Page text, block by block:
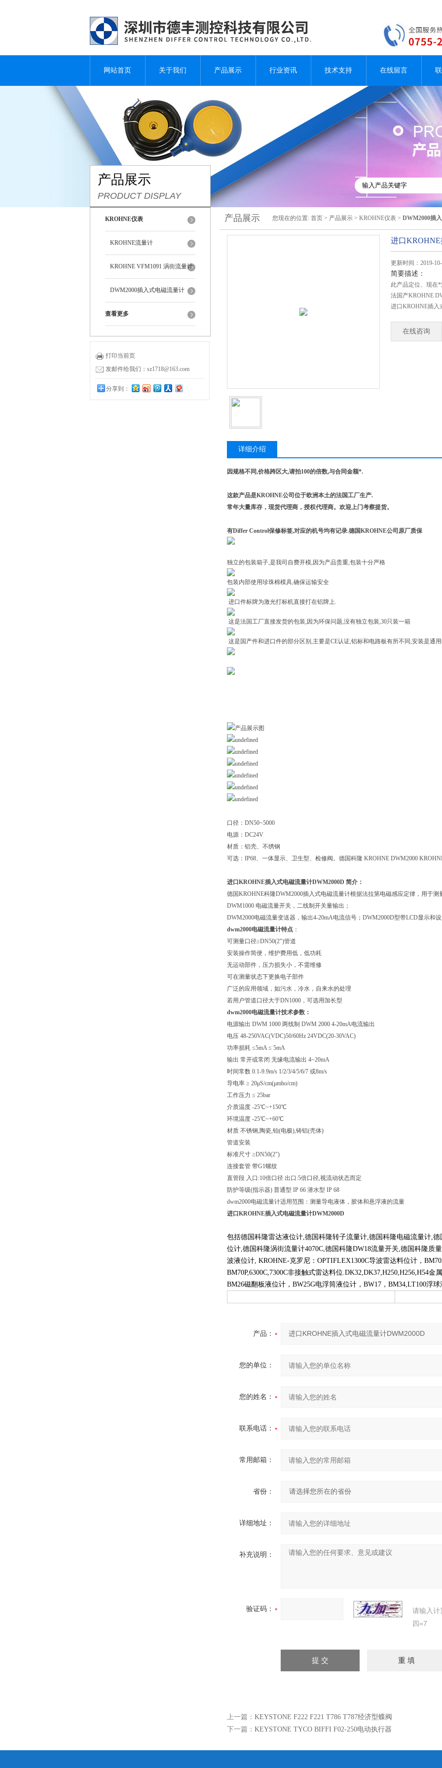
网站首页 关于我们 产品展示 行业资讯 技术支持 在线留言
产品展示
PRODUCT DISPLAY
KROHNE仪表
KROHNE流量计
KROHNE VFM1091 涡街流量计
DWM2000插入式电磁流量计
查看更多
打印当前页
发邮件给我们：sz1718@163.com
分享到：
产品展示 您现在的位置: 首页 > 产品展示 > KROHNE仪表 > DWM2000插
进口
更新时间：2019-
简要描述：
此产品定位、现在
法国产KROHNE
进口KROHNE插入
在线咨询
详细介绍
因规格不同,价格跨区大,请拍100的倍数,与合同金额*.
这款产品是KROHNE公司位于欧洲本土的法国工厂生产.
常年大量库存，现货代理商，授权代理商。欢迎上门考察提货。
有Differ Control保修标签,对应的机号均有记录.德国KROHNE公司原厂质保
独立的包装箱子,是我司自费开模,因为产品贵重,包装十分严格
包装内部使用珍珠棉模具,确保运输安全
进口件标牌为激光打标机直接打在铝牌上.
这是法国工厂直接发货的包装,因为环保问题,没有独立包装,30只装一箱
这是国产件和进口件的部分区别,主要是CE认证,铝标和电路板有所不同,安装是通
口径：DN50~5000
电源：DC24V
材质：铝壳、不绣钢
可选：IP68、一体显示、卫生型、检修阀。德国科隆 KROHNE DWM2000
进口KROHNE插入式电磁流量计DWM2000D 简介：
德国KROHNE科隆DWM2000插入式电磁流量计根据法拉第电磁感应定律，用于
DWM1000 电磁流量开关，二线制开关量输出；
DWM2000电磁流量变送器，输出4-20mA电流信号；DWM2000D型带LCD显示和
dwm2000电磁流量计特点 ：
可测量口径≥DN50(2")管道
安装操作简便，维护费用低，低功耗
无运动部件，压力损失小，不需维修
可在测量状态下更换电子部件
广泛的应用领域，如污水，冷水，自来水的处理
若用户管道口径大于DN1000，可选用加长型
dwm2000电磁流量计技术参数：
电源输出 DWM 1000 两线制 DWM 2000 4-20mA电流输出
电压 48-250VAC(VDC)50/60Hz 24VDC(20-30VAC)
功率损耗 ≤5mA ≤ 5mA
输出 常开或常闭 无缘电流输出 4~20mA
时间常数 0.1-9.9m/s 1/2/3/4/5/6/7 或8m/s
导电率 ≥ 20μS/cm(μmho/cm)
工作压力 ≤ 25bar
介质温度 -25℃~+150℃
环境温度 -25℃~+60℃
材质 不锈钢,陶瓷,铂(电极),铸铝(壳体)
管道安装
标准尺寸 ≥DN50(2")
连接套管 带G1螺纹
直管段 入口:10倍口径 出口:5倍口径,视流动状态而定
防护等级(指示器) 普通型 IP 66 潜水型 IP 68
dwm2000电磁流量计适用范围：测量导电液体，胶体和悬浮液的流量
进口KROHNE插入式电磁流量计DWM2000D
包括德国科隆雷达液位计,德国科隆转子流量计,德国科隆电磁流量计,
位计,德国科隆涡街流量计4070C,德国科隆DW18流量开关,德国科隆质
波液位计, KROHNE-克罗尼：OPTIFLEX1300C导波雷达料位计，
BM70P,6300C,7300C非接触式雷达料位.DK32,DK37,H250,H256,H54
BM26磁翻板液位计，BW25G电浮筒液位计，BW17，BM34,LT100浮
产品：
您的单位：
您的姓名：
联系电话：
常用邮箱：
省份：
详细地址：
补充说明：
验证码：
请输入计
四=7
上一篇： KEYSTONE F222 F221 T786 T787经济型蝶阀
下一篇： KEYSTONE TYCO BIFFI F02-250电动执行器